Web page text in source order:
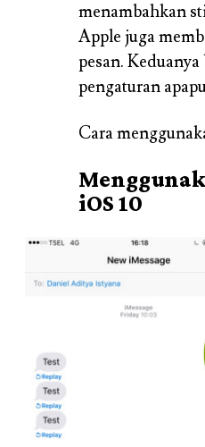
menambahkan
Apple juga
pesan.
pengaturan
Cara
iOS 10